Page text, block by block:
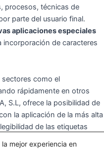
procesos, técnicas de
parte del usuario final.
aplicaciones especiales
incorporación de caracteres
sectores como el
rápidamente en otros
S.L, ofrece la posibilidad de
la aplicación de la más alta
de las etiquetas
el producto.
mejor experiencia en